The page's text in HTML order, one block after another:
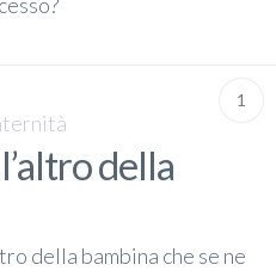
1
della
della bambina che se ne